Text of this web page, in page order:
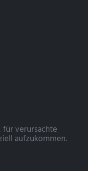
verursachte
aufzukommen.